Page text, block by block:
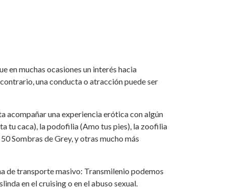
en muchas ocasiones un interés hacia
una conducta o atracción puede ser
acompañar una experiencia erótica con algún
tu caca), la podofilia (Amo tus pies), la zoofilia
Sombras de Grey, y otras mucho más
de transporte masivo: Transmilenio podemos
en el cruising o en el abuso sexual.